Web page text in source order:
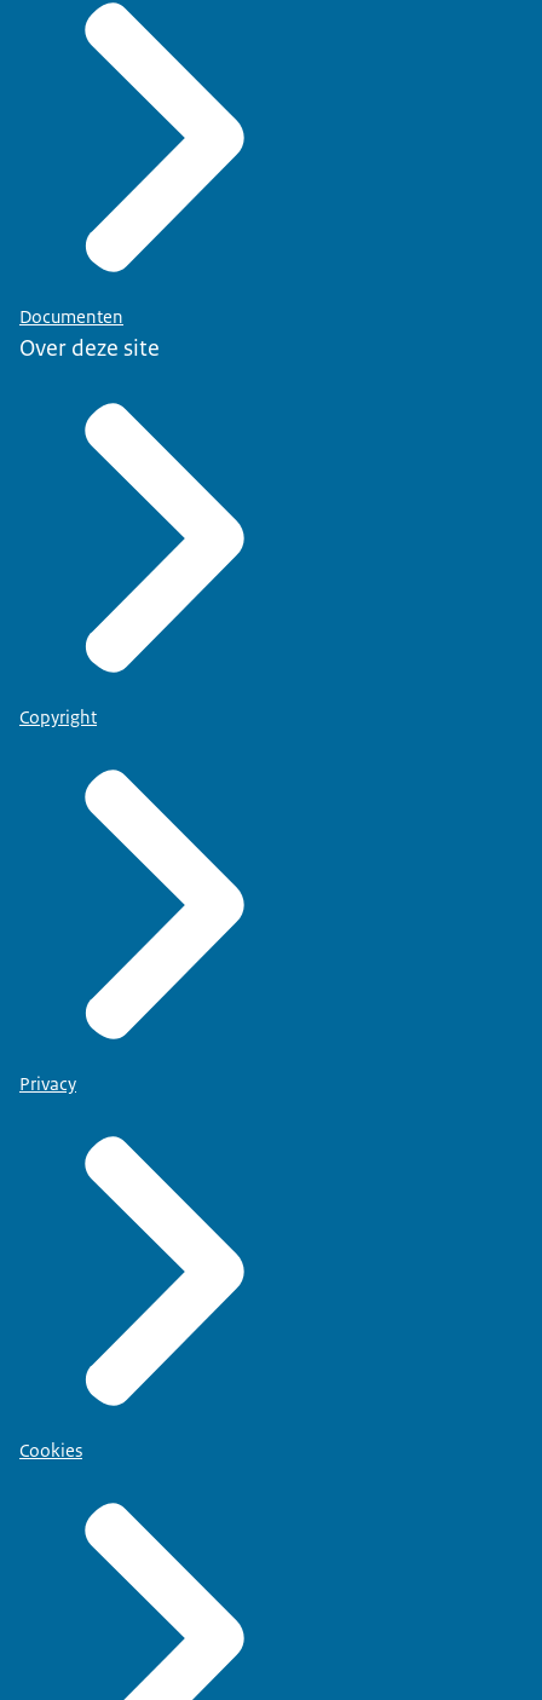
Documenten
Over deze site
Copyright
Privacy
Cookies